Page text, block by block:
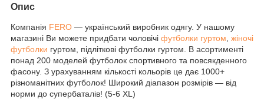
Опис
Компанія FERO — український виробник одягу. У нашому
магазині Ви можете придбати чоловічі футболки гуртом жіночі
футболки гуртом, підліткові футболки гуртом. В асортименті
понад 200 моделей футболок спортивного та повсякденного
фасону. З урахуванням кількості кольорів це дає 1000+
різноманітних футболок! Широкий діапазон розмірів — від
норми до супербаталів! (5-6 XL)